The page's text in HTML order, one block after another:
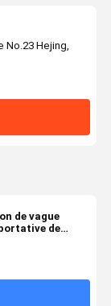
Hejing,
de vague
de